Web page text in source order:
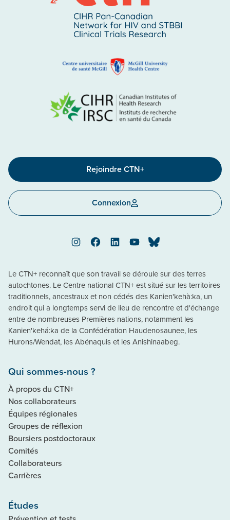
Rejoindre CTN+
Connexion
InstagramFacebookLinkedInYouTubeBluesky
Le CTN+ reconnaît que son travail se déroule sur des terres
autochtones. Le Centre national CTN+ est situé sur les territoires
traditionnels, ancestraux et non cédés des Kanien'kehà:ka, un
endroit qui a longtemps servi de lieu de rencontre et d'échange
entre de nombreuses Premières nations, notamment les
Kanien'kehá:ka de la Confédération Haudenosaunee, les
Hurons/Wendat, les Abénaquis et les Anishinaabeg.
Qui sommes-nous ?
À propos du CTN+
Nos collaborateurs
Équipes régionales
Groupes de réflexion
Boursiers postdoctoraux
Comités
Collaborateurs
Carrières
Études